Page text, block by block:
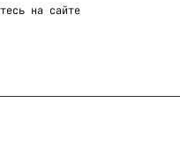
RUB(₽)
на сайте